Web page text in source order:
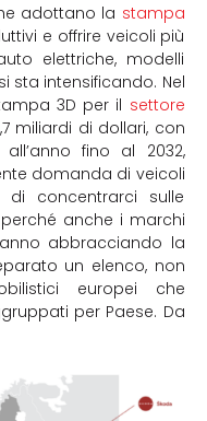
adottano la stampa
e offrire veicoli più
elettriche, modelli
sta intensificando. Nel
3D per il settore
miliardi di dollari, con
fino al 2032,
domanda di veicoli
di concentrarci sulle
anche i marchi
abbracciando la
un elenco, non
europei che
per Paese. Da